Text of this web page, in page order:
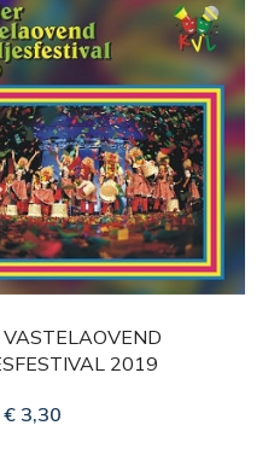
VASTELAOVEND
2019
€ 3,30